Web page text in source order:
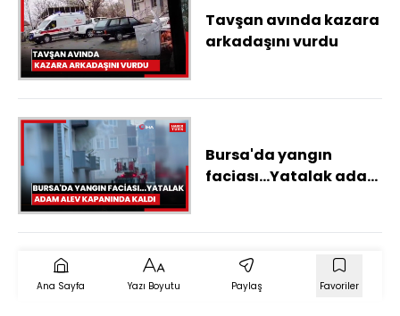
Tavşan avında kazara
arkadaşını vurdu
Bursa'da yangın
faciası...Yatalak adam
Ana Sayfa Yazı Boyutu Paylaş Favoriler